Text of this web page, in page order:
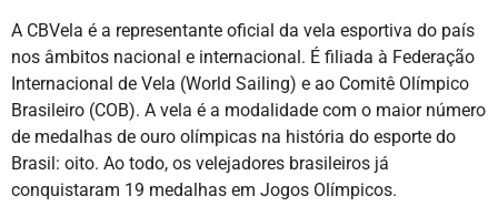
A CBVela é a representante oficial da vela esportiva do país
nos âmbitos nacional e internacional. É filiada à Federação
Internacional de Vela (World Sailing) e ao Comitê Olímpico
Brasileiro (COB). A vela é a modalidade com o maior número
de medalhas de ouro olímpicas na história do esporte do
Brasil: oito. Ao todo, os velejadores brasileiros já
conquistaram 19 medalhas em Jogos Olímpicos.